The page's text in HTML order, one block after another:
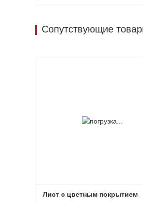
Сопутствующие
Лист с цветным покрытием